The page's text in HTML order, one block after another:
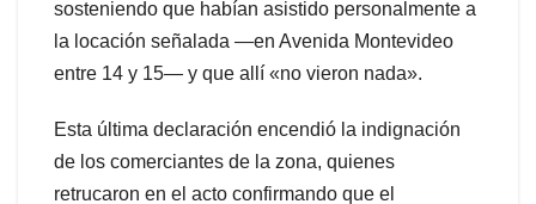
sosteniendo que habían asistido personalmente a
la locación señalada —en Avenida Montevideo
entre 14 y 15— y que allí «no vieron nada».
Esta última declaración encendió la indignación
de los comerciantes de la zona, quienes
retrucaron en el acto confirmando que el